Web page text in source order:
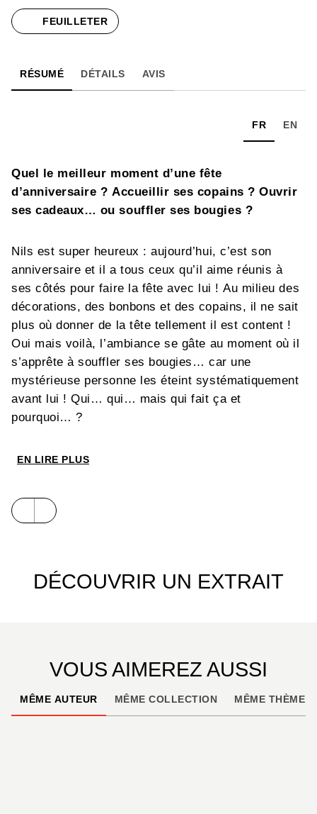
FEUILLETER
RÉSUMÉ DÉTAILS AVIS
FR EN
Quel le meilleur moment d’une fête
d’anniversaire ? Accueillir ses copains ? Ouvrir
ses cadeaux… ou souffler ses bougies ?
Nils est super heureux : aujourd’hui, c’est son
anniversaire et il a tous ceux qu’il aime réunis à
ses côtés pour faire la fête avec lui ! Au milieu des
décorations, des bonbons et des copains, il ne sait
plus où donner de la tête tellement il est content !
Oui mais voilà, l’ambiance se gâte au moment où il
s’apprête à souffler ses bougies… car une
mystérieuse personne les éteint systématiquement
avant lui ! Qui… qui… mais qui fait ça et
pourquoi… ?
EN LIRE PLUS
DÉCOUVRIR UN EXTRAIT
VOUS AIMEREZ AUSSI
MÊME AUTEUR MÊME COLLECTION MÊME THÈME